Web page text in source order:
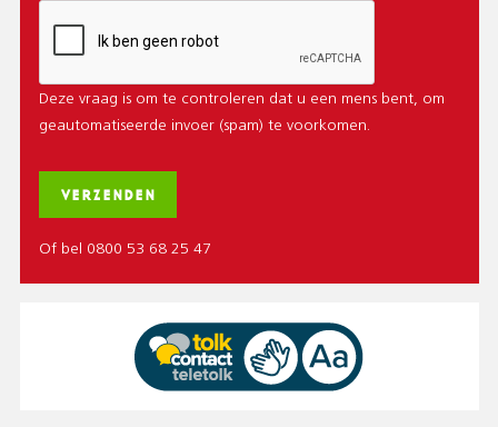
Deze vraag is om te controleren dat u een mens bent, om
geautomatiseerde invoer (spam) te voorkomen.
Of bel 0800 53 68 25 47